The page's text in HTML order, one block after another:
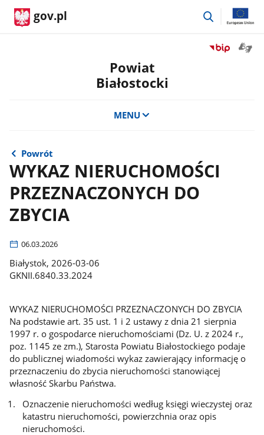
gov.pl
przejdź
Przejdź
Powiat
Białostocki
MENU
Powrót
WYKAZ NIERUCHOMOŚCI
PRZEZNACZONYCH DO
ZBYCIA
06.03.2026
Białystok, 2026-03-06
GKNII.6840.33.2024
WYKAZ NIERUCHOMOŚCI PRZEZNACZONYCH DO ZBYCIA
Na podstawie art. 35 ust. 1 i 2 ustawy z dnia 21 sierpnia
1997 r. o gospodarce nieruchomościami (Dz. U. z 2024 r.,
poz. 1145 ze zm.), Starosta Powiatu Białostockiego podaje
do publicznej wiadomości wykaz zawierający informację o
przeznaczeniu do zbycia nieruchomości stanowiącej
własność Skarbu Państwa.
Oznaczenie nieruchomości według księgi wieczystej oraz
katastru nieruchomości, powierzchnia oraz opis
nieruchomości.